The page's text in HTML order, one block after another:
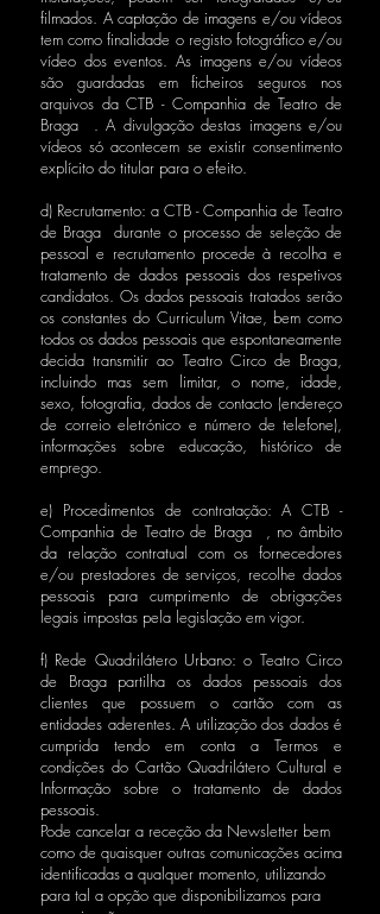
filmados. A captação de imagens e/ou vídeos
tem como finalidade o registo fotográfico e/ou
vídeo dos eventos. As imagens e/ou vídeos
são guardadas em ficheiros seguros nos
arquivos da CTB - Companhia de Teatro de
Braga . A divulgação destas imagens e/ou
vídeos só acontecem se existir consentimento
explícito do titular para o efeito.
d) Recrutamento: a CTB - Companhia de Teatro
de Braga durante o processo de seleção de
pessoal e recrutamento procede à recolha e
tratamento de dados pessoais dos respetivos
candidatos. Os dados pessoais tratados serão
os constantes do Curriculum Vitae, bem como
todos os dados pessoais que espontaneamente
decida transmitir ao Teatro Circo de Braga,
incluindo mas sem limitar, o nome, idade,
sexo, fotografia, dados de contacto (endereço
de correio eletrónico e número de telefone),
informações sobre educação, histórico de
emprego.
e) Procedimentos de contratação: A CTB -
Companhia de Teatro de Braga , no âmbito
da relação contratual com os fornecedores
e/ou prestadores de serviços, recolhe dados
pessoais para cumprimento de obrigações
legais impostas pela legislação em vigor.
f) Rede Quadrilátero Urbano: o Teatro Circo
de Braga partilha os dados pessoais dos
clientes que possuem o cartão com as
entidades aderentes. A utilização dos dados é
cumprida tendo em conta a Termos e
condições do Cartão Quadrilátero Cultural e
Informação sobre o tratamento de dados
pessoais.
Pode cancelar a receção da Newsletter bem
como de quaisquer outras comunicações acima
identificadas a qualquer momento, utilizando
para tal a opção que disponibilizamos para